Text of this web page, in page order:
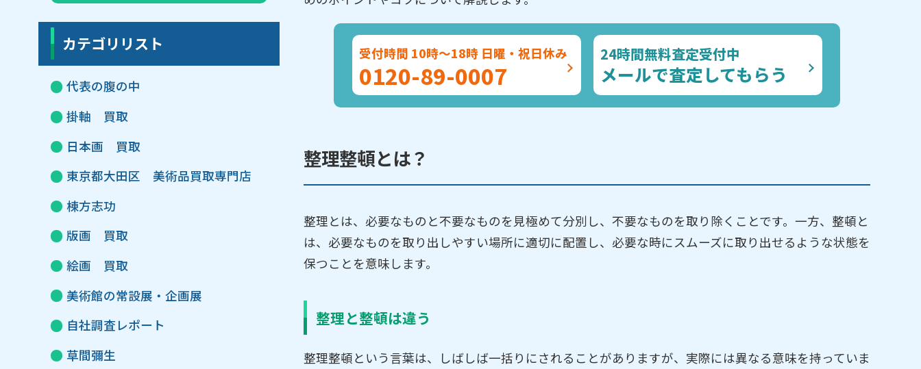
カテゴリリスト
代表の腹の中
掛軸 買取
日本画 買取
東京都大田区 美術品買取専門店
棟方志功
版画 買取
絵画 買取
美術館の常設展・企画展
自社調査レポート
草間彌生
受付時間 10時～18時 日曜・祝日休み
0120-89-0007
24時間無料査定受付中
メールで査定してもらう
整理整頓とは？
整理とは、必要なものと不要なものを見極めて分別し、不要なものを取り除くことです。一方、整頓と
は、必要なものを取り出しやすい場所に適切に配置し、必要な時にスムーズに取り出せるような状態を
保つことを意味します。
整理と整頓は違う
整理整頓という言葉は、しばしば一括りにされることがありますが、実際には異なる意味を持っていま